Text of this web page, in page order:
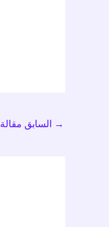
→ السابق مقالة